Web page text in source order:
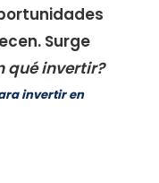
Surge
qué invertir?
invertir en